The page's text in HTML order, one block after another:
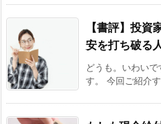
【書評】投
安を打ち破る
どうも。いわい
す。 今回ご紹介